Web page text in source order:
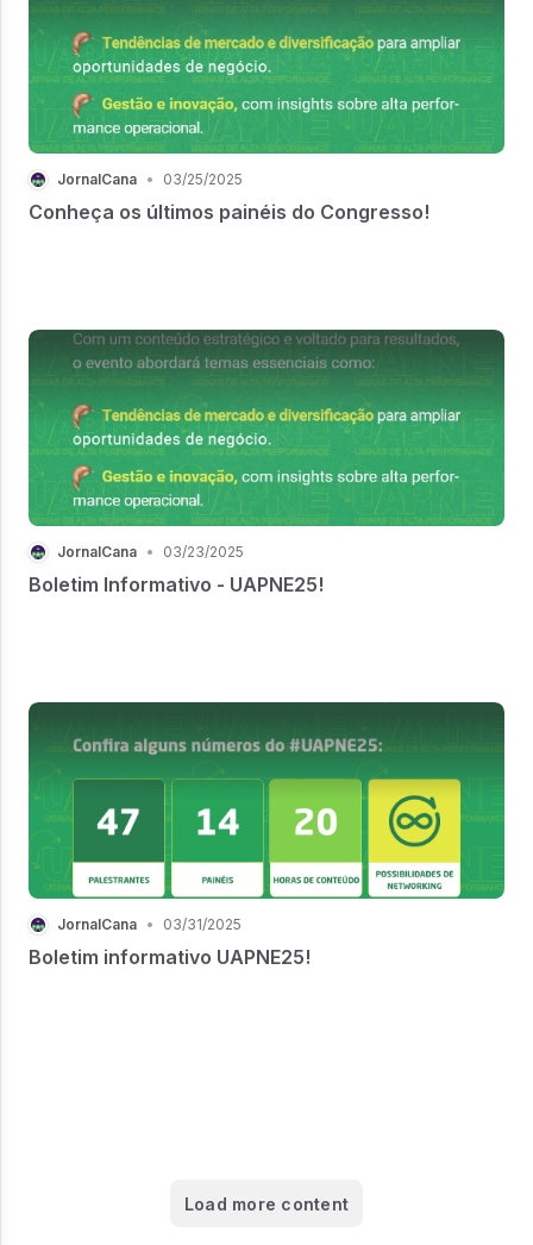
JornalCana • 03/25/2025
Conheça os últimos painéis do Congresso!
JornalCana • 03/23/2025
Boletim Informativo - UAPNE25!
JornalCana • 03/31/2025
Boletim informativo UAPNE25!
Load more content